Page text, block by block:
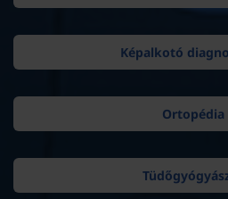
Képalkotó
Ortopédia